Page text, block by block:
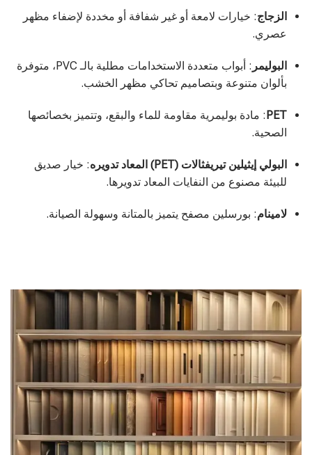
الزجاج: خيارات لامعة أو غير شفافة أو مخددة لإضفاء مظهر
عصري.
البوليمر
: أبواب متعددة الاستخدامات مطلية بالـ PVC، متوفرة
بألوان متنوعة وبتصاميم تحاكي مظهر الخشب.
PET: مادة بوليمرية مقاومة للماء والبقع، وتتميز بخصائصها
الصحية.
البولي إيثيلين تيريفثالات (PET) المعاد تدويره
: خيار صديق
للبيئة مصنوع من النفايات المعاد تدويرها.
لامينام: بورسلين مصفح يتميز بالمتانة وسهولة الصيانة.